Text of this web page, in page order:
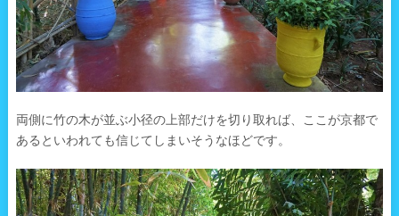
両側に竹の木が並ぶ小径の上部だけを切り取れば、ここが京都で
あるといわれても信じてしまいそうなほどです。